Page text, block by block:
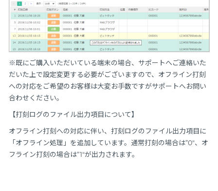
※既にご購入いただいている端末の場合、サポートへご連絡いた
だいた上で設定変更する必要がございますので、オフライン打刻
への対応をご希望のお客様は大変お手数ですがサポートへお問い
合わせください。
【打刻ログのファイル出力項目について】
オフライン打刻への対応に伴い、打刻ログのファイル出力項目に
「オフライン処理」を追加しています。通常打刻の場合は”0″、オ
フライン打刻の場合は”1″が出力されます。